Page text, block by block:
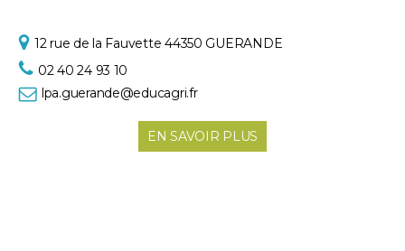
12 rue de la Fauvette44350 GUERANDE
02 40 24 93 10
lpa.guerande@educagri.fr
EN SAVOIR PLUS